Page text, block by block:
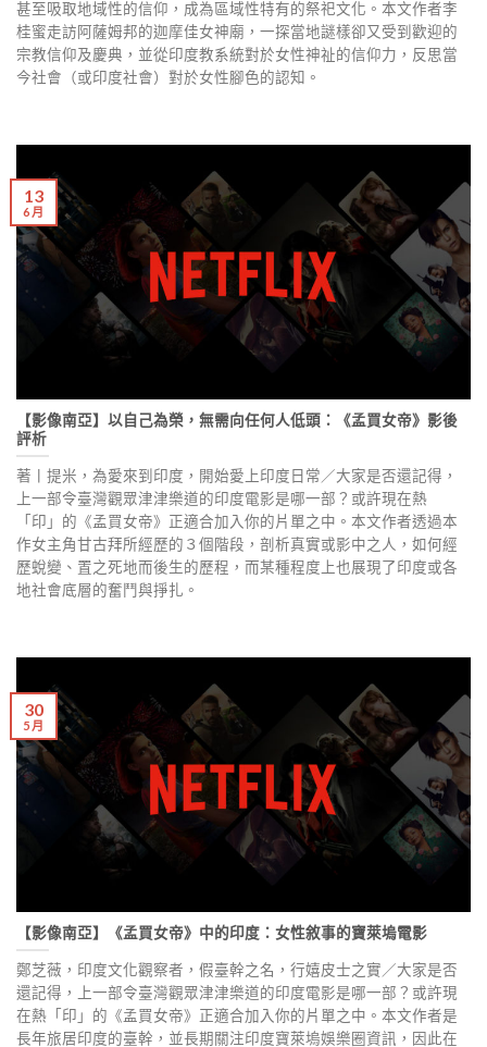
甚至吸取地域性的信仰，成為區域性特有的祭祀文化。本文作者李
桂蜜走訪阿薩姆邦的迦摩佳女神廟，一探當地謎樣卻又受到歡迎的
宗教信仰及慶典，並從印度教系統對於女性神祉的信仰力，反思當
今社會（或印度社會）對於女性腳色的認知。
【影像南亞】以自己為榮，無需向任何人低頭：《孟買女帝》影後
評析
著丨提米，為愛來到印度，開始愛上印度日常／大家是否還記得，
上一部令臺灣觀眾津津樂道的印度電影是哪一部？或許現在熱
「印」的《孟買女帝》正適合加入你的片單之中。本文作者透過本
作女主角甘古拜所經歷的３個階段，剖析真實或影中之人，如何經
歷蛻變、置之死地而後生的歷程，而某種程度上也展現了印度或各
地社會底層的奮鬥與掙扎。
13
6 月
【影像南亞】《孟買女帝》中的印度：女性敘事的寶萊塢電影
鄭芝薇，印度文化觀察者，假臺幹之名，行嬉皮士之實／大家是否
還記得，上一部令臺灣觀眾津津樂道的印度電影是哪一部？或許現
在熱「印」的《孟買女帝》正適合加入你的片單之中。本文作者是
長年旅居印度的臺幹，並長期關注印度寶萊塢娛樂圈資訊，因此在
30
5 月